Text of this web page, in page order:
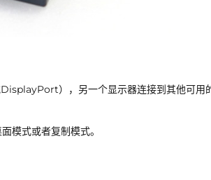
），另一个显示器连接到其他可用
模式或者复制模式。